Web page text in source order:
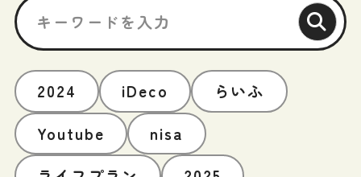
2024 iDeco
らいふ
Youtube
nisa